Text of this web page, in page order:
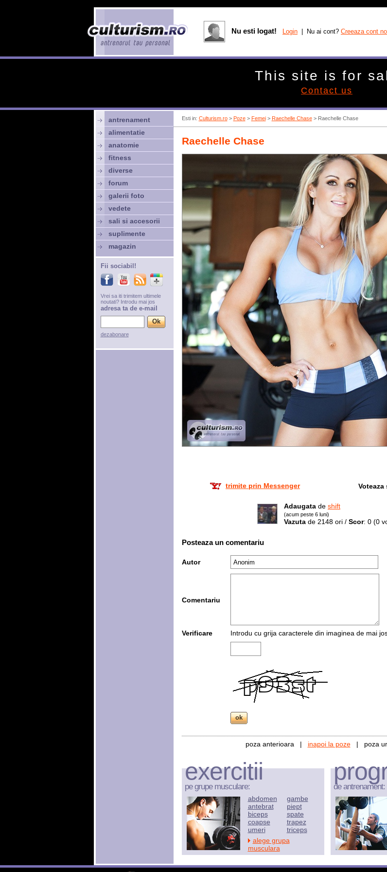
Esti in: Culturism.ro> Poze> Femei> Raechelle Chase> Raechelle Chase
Raechelle Chase
trimite prin Messenger Voteaza
Adaugata de shift
(acum peste 6 luni)
Vazuta de 2148 ori / Scor: 0 (0
Posteaza un comentariu
Autor
Comentariu
Verificare Introdu cu grija caracterele din imaginea de mai
poza anterioara | inapoi la poze| poza
exercitii
pe grupe musculare:
abdomen
antebrat
biceps
coapse
umeri
gambe
piept
spate
trapez
triceps
alege grupa
musculara
de antrenament:
antrenament
alimentatie
anatomie
fitness
diverse
forum
galerii foto
vedete
sali si accesorii
suplimente
magazin
Fii sociabil!
Vrei sa iti trimitem ultimele
noutati? Introdu mai jos
adresa ta de e-mail
dezabonare
Nu esti logat! Login | Nu ai cont? Creeaza cont
This site is for
Contact us